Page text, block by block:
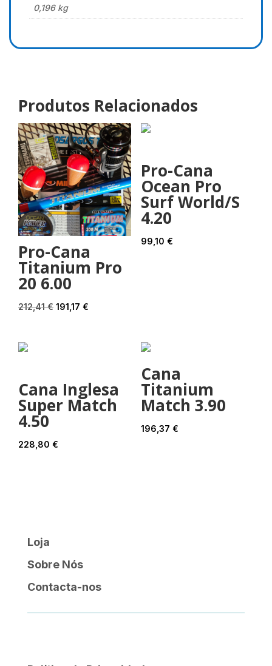
0,196 kg
Produtos Relacionados
Promoção!
Pro-Cana
Titanium Pro
20 6.00
212,41€ O
191,17 €
Pro-Cana
Ocean Pro
Surf World/S
4.20
99,10 €
Cana Inglesa
Super Match
4.50
228,80 €
Cana
Titanium
Match 3.90
196,37 €
Loja
Sobre Nós
Contacta-nos